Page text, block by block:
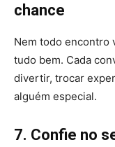
chance
Nem todo encontro
tudo bem. Cada
divertir, trocar
alguém especial.
7. Confie no